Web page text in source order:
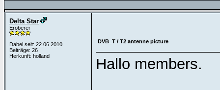
Delta Star
Eroberer
Dabei seit: 22.06.2010
Beiträge: 26
Herkunft: holland
DVB_T / T2 antenne picture
Hallo members.